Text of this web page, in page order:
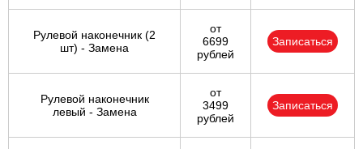
Рулевой наконечник (2
шт) - Замена
от
6699
рублей
Записаться
Рулевой наконечник
левый - Замена
от
3499
рублей
Записаться